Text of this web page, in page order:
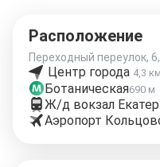
Расположение
Переходный переулок,
Центр города 4,3 км
Ботаническая690 м
Ж/д вокзал
Аэропорт